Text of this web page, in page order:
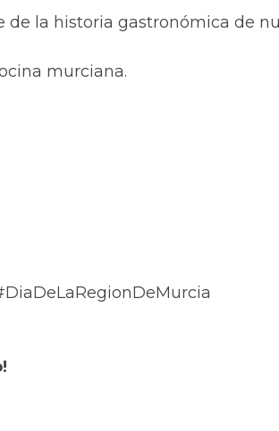
la historia gastronómica de
murciana.